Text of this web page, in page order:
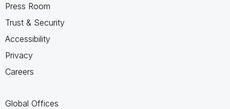
Press Room
Trust & Security
Accessibility
Privacy
Careers
Global Offices